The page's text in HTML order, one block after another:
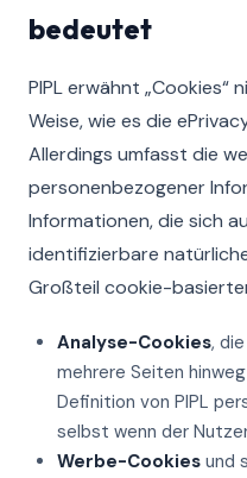
bedeutet
PIPL erwähnt „Cookies“
Weise, wie es die
Allerdings umfasst die
personenbezogener
Informationen, die sich
identifizierbare
Großteil cookie-
Analyse-Cookies,
mehrere Seiten
Definition von PIPL
selbst wenn der
Werbe-Cookies und